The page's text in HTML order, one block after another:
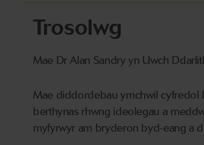
Trosolwg
Mae Dr Alan Sandry yn Uwch
Mae diddordebau ymchwil cyfredol
berthynas rhwng ideolegau a
myfyrwyr am bryderon byd-eang a